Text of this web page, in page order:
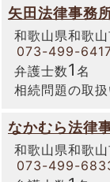
矢田法律事務
和歌山県和歌
073-499-
弁護士数1 名
相続問題の取扱
なかむら法律
和歌山県和歌
073-499-